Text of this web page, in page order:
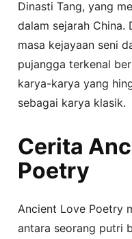
Dinasti Tang, yang
dalam sejarah China.
masa kejayaan seni
pujangga terkenal
karya-karya yang
sebagai karya klasik.
Cerita
Poetry
Ancient Love Poetry
antara seorang putri